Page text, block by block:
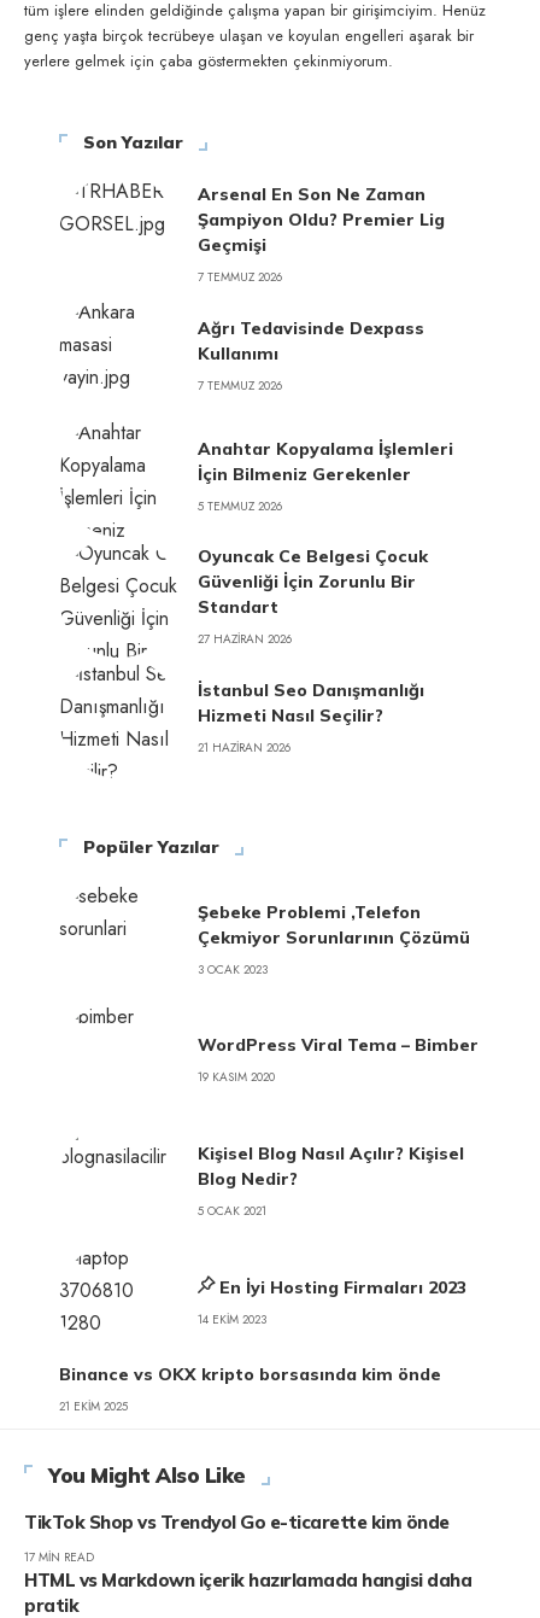
tüm işlere elinden geldiğinde çalışma yapan bir girişimciyim. Henüz
genç yaşta birçok tecrübeye ulaşan ve koyulan engelleri aşarak bir
yerlere gelmek için çaba göstermekten çekinmiyorum.
Son Yazılar
Arsenal En Son Ne Zaman
Şampiyon Oldu? Premier Lig
Geçmişi
7 TEMMUZ 2026
Ağrı Tedavisinde Dexpass
Kullanımı
7 TEMMUZ 2026
Anahtar Kopyalama İşlemleri
İçin Bilmeniz Gerekenler
5 TEMMUZ 2026
Oyuncak Ce Belgesi Çocuk
Güvenliği İçin Zorunlu Bir
Standart
27 HAZIRAN 2026
İstanbul Seo Danışmanlığı
Hizmeti Nasıl Seçilir?
21 HAZIRAN 2026
Popüler Yazılar
Şebeke Problemi ,Telefon
Çekmiyor Sorunlarının Çözümü
3 OCAK 2023
WordPress Viral Tema – Bimber
19 KASIM 2020
Kişisel Blog Nasıl Açılır? Kişisel
Blog Nedir?
5 OCAK 2021
En İyi Hosting Firmaları 2023
14 EKIM 2023
Binance vs OKX kripto borsasında kim önde
21 EKIM 2025
You Might Also Like
TikTok Shop vs Trendyol Go e-ticarette kim önde
17 MIN READ
HTML vs Markdown içerik hazırlamada hangisi daha
pratik